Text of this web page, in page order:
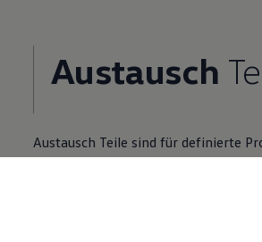
Austausch
Austausch Teile sind für definierte